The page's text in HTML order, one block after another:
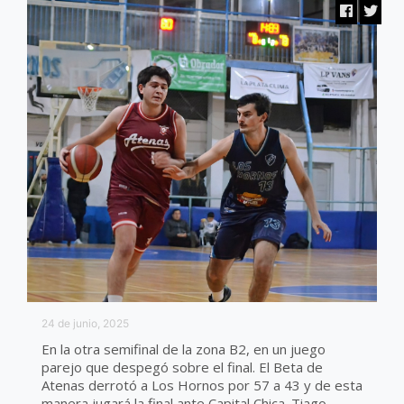
24 de junio, 2025
En la otra semifinal de la zona B2, en un juego
parejo que despegó sobre el final. El Beta de
Atenas derrotó a Los Hornos por 57 a 43 y de esta